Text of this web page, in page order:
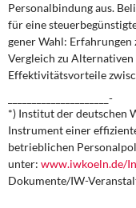
Personalbindung aus.
für eine
gener Wahl: Erfahrungen
Vergleich zu Al­ternativen
Effektivitätsvorteile
_____________________-
*) Institut der deutschen
Instrument einer
betrieblichen
unter: www.iwkoeln.de/
Dokumente/IW-